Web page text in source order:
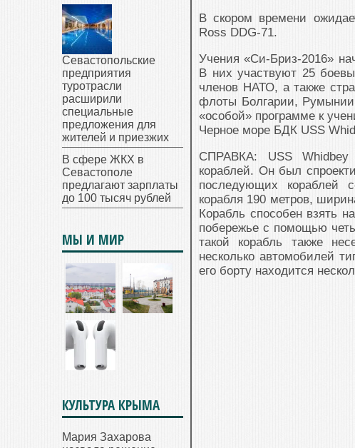
В скором времени
Ross DDG-71.
Учения «Си-Бриз-2016»
В них участвуют 25
членов НАТО, а также
флоты Болгарии,
«особой» программе к
Черное море БДК USS
СПРАВКА: USS Whidbey
кораблей. Он был
последующих кораблей
корабля 190 метров,
Корабль способен взять
побережье с помощью
такой корабль также
несколько автомобилей
его борту находится
Севастопольские
предприятия
туротрасли
расширили
специальные
предложения для
жителей и приезжих
В сфере ЖКХ в
Севастополе
предлагают зарплаты
до 100 тысяч рублей
МЫ И МИР
КУЛЬТУРА КРЫМА
Мария Захарова